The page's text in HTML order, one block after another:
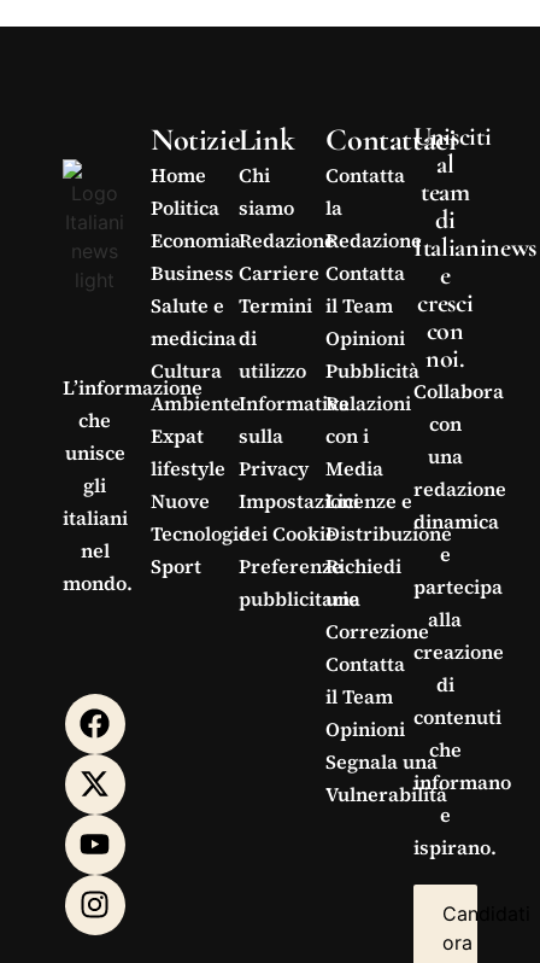
L’informazione
che
unisce
gli
italiani
nel
mondo.
Notizie
Home
Politica
Economia
Business
Salute e
medicina
Cultura
Ambiente
Expat
lifestyle
Nuove
Tecnologie
Sport
Link
Chi
siamo
Redazione
Carriere
Termini
di
utilizzo
Informativa
sulla
Privacy
Impostazioni
dei Cookie
Preferenze
pubblicitarie
Contattaci
Contatta
la
Redazione
Contatta
il Team
Opinioni
Pubblicità
Relazioni
con i
Media
Licenze e
Distribuzione
Richiedi
una
Correzione
Contatta
il Team
Opinioni
Segnala una
Vulnerabilità
Unisciti
al
team
di
Italianinews
e
cresci
con
noi.
Collabora
con
una
redazione
dinamica
e
partecipa
alla
creazione
di
contenuti
che
informano
e
ispirano.
Candidati
ora